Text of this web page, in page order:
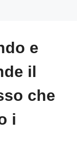
e
il
che
i